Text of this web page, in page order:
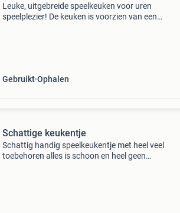
Leuke, uitgebreide speelkeuken voor uren
speelplezier! De keuken is voorzien van een
Gebruikt Ophalen
Schattige keukentje
Schattig handig speelkeukentje met heel veel
toebehoren alles is schoon en heel geen